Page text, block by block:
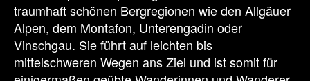
traumhaft schönen Bergregionen wie den Allgäuer
Alpen, dem Montafon, Unterengadin oder
Vinschgau. Sie führt auf leichten bis
mittelschweren Wegen ans Ziel und ist somit für